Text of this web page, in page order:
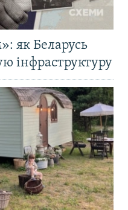
як Беларусь
інфраструктуру